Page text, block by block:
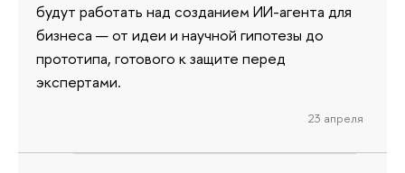
будут работать над созданием ИИ-агента для
бизнеса — от идеи и научной гипотезы до
прототипа, готового к защите перед
экспертами.
23 апреля